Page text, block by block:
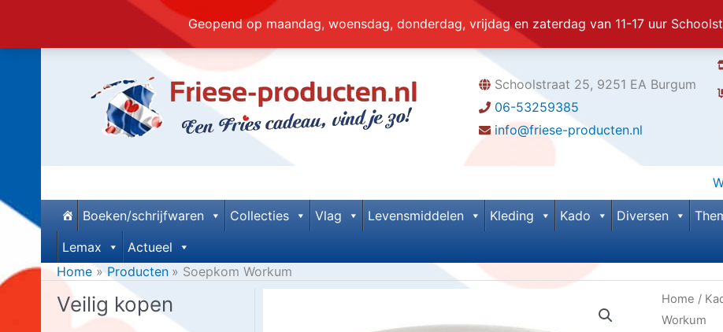
Geopend op maandag, woensdag, donderdag, vrijdag en zaterdag van 11-17 uur
Schoolstraat 25, 9251 EA Burgum
06-53259385
info@friese-producten.nl
Boeken/schrijfwaren Collecties Vlag Levensmiddelen Kleding Kado Diversen
Lemax
Actueel
Home
Producten Soepkom Workum
Veilig kopen Home /
Workum